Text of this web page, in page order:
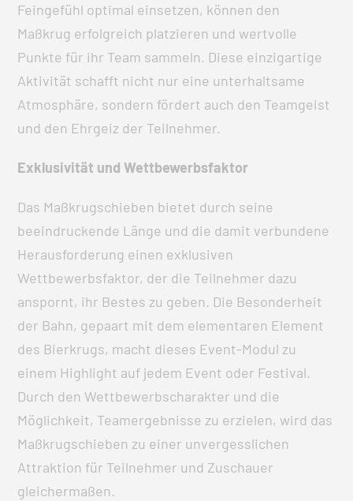
Feingefühl optimal einsetzen, können den
Maßkrug erfolgreich platzieren und wertvolle
Punkte für ihr Team sammeln. Diese einzigartige
Aktivität schafft nicht nur eine unterhaltsame
Atmosphäre, sondern fördert auch den Teamgeist
und den Ehrgeiz der Teilnehmer.
Exklusivität und Wettbewerbsfaktor
Das Maßkrugschieben bietet durch seine
beeindruckende Länge und die damit verbundene
Herausforderung einen exklusiven
Wettbewerbsfaktor, der die Teilnehmer dazu
anspornt, ihr Bestes zu geben. Die Besonderheit
der Bahn, gepaart mit dem elementaren Element
des Bierkrugs, macht dieses Event-Modul zu
einem Highlight auf jedem Event oder Festival.
Durch den Wettbewerbscharakter und die
Möglichkeit, Teamergebnisse zu erzielen, wird das
Maßkrugschieben zu einer unvergesslichen
Attraktion für Teilnehmer und Zuschauer
gleichermaßen.